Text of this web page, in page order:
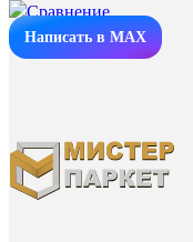
Написать в MAX